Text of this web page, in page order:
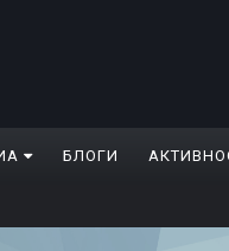
БЛОГИ